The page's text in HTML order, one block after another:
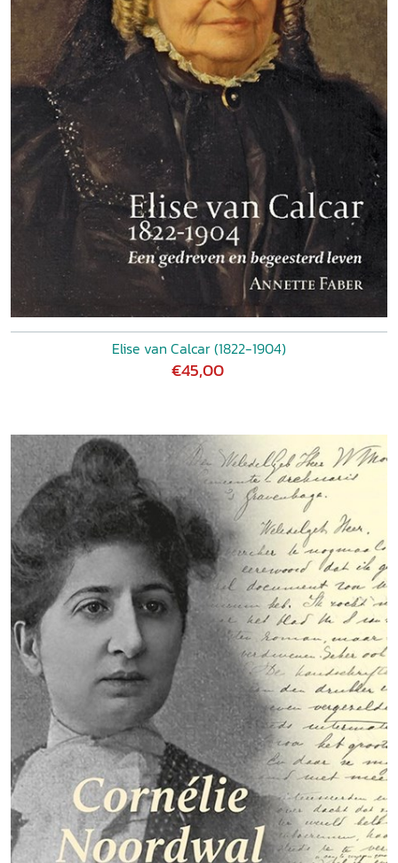
Elise van Calcar (1822-1904)
€45,00